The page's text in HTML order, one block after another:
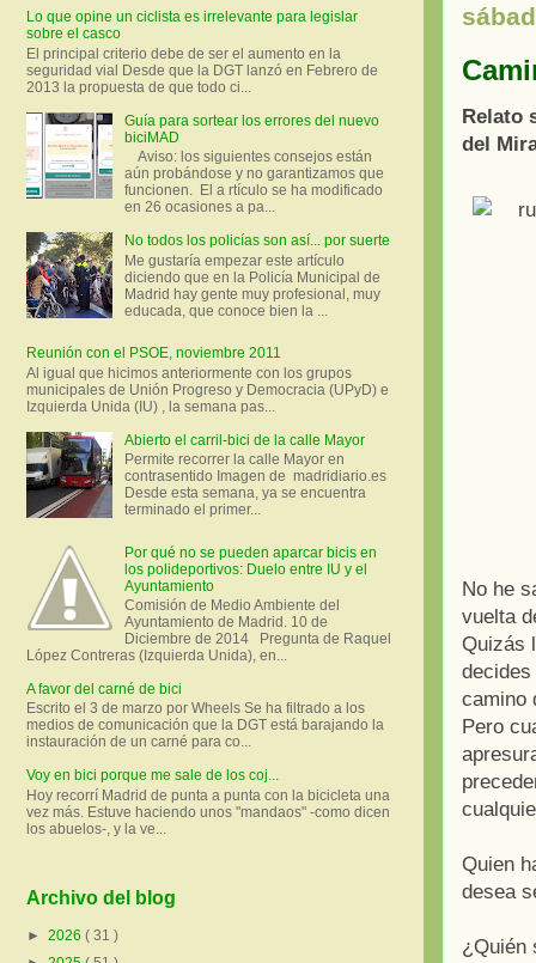
Relato
del
No he
vuelta
Quizás
camino
Pero
Quien
desea
¿Quién
Lo que opine un ciclista es irrelevante para legislar
sobre el casco
El principal criterio debe de ser el aumento en la
seguridad vial Desde que la DGT lanzó en Febrero de
2013 la propuesta de que todo ci...
Guía para sortear los errores del nuevo
biciMAD
Aviso: los siguientes consejos están
aún probándose y no garantizamos que
funcionen. El a rtículo se ha modificado
en 26 ocasiones a pa...
No todos los policías son así... por suerte
Me gustaría empezar este artículo
diciendo que en la Policía Municipal de
Madrid hay gente muy profesional, muy
educada, que conoce bien la ...
Reunión con el PSOE, noviembre 2011
Al igual que hicimos anteriormente con los grupos
municipales de Unión Progreso y Democracia (UPyD) e
Izquierda Unida (IU) , la semana pas...
Abierto el carril-bici de la calle Mayor
Permite recorrer la calle Mayor en
contrasentido Imagen de madridiario.es
Desde esta semana, ya se encuentra
terminado el primer...
Por qué no se pueden aparcar bicis en
los polideportivos: Duelo entre IU y el
Ayuntamiento
Comisión de Medio Ambiente del
Ayuntamiento de Madrid. 10 de
Diciembre de 2014 Pregunta de Raquel
López Contreras (Izquierda Unida), en...
A favor del carné de bici
Escrito el 3 de marzo por Wheels Se ha filtrado a los
medios de comunicación que la DGT está barajando la
instauración de un carné para co...
Voy en bici porque me sale de los coj...
Hoy recorrí Madrid de punta a punta con la bicicleta una
vez más. Estuve haciendo unos "mandaos" -como dicen
los abuelos-, y la ve...
Archivo del blog
► 2026 ( 31 )